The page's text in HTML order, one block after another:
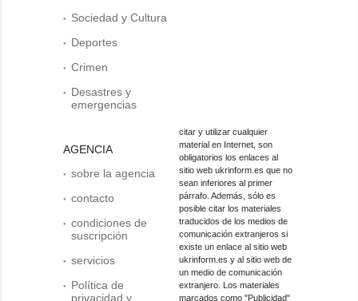
Sociedad y Cultura
Deportes
Crimen
Desastres y
emergencias
AGENCIA
sobre la agencia
contacto
condiciones de
suscripción
servicios
Política de
privacidad y
citar y utilizar cualquier
material en Internet, son
obligatorios los enlaces al
sitio web ukrinform.es que no
sean inferiores al primer
párrafo. Además, sólo es
posible citar los materiales
traducidos de los medios de
comunicación extranjeros si
existe un enlace al sitio web
ukrinform.es y al sitio web de
un medio de comunicación
extranjero. Los materiales
marcados como "Publicidad"